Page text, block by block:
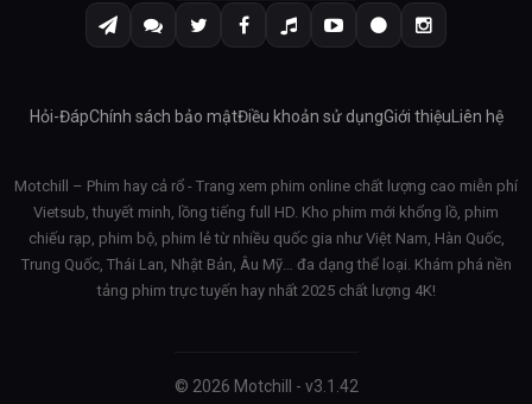
Hỏi-ĐápChính sách bảo mậtĐiều khoản sử dụngGiới thiệuLiên hệ
Motchill – Phim hay cả rổ - Trang xem phim online chất lượng cao miễn phí
Vietsub, thuyết minh, lồng tiếng full HD. Kho phim mới khổng lồ, phim
chiếu rạp, phim bộ, phim lẻ từ nhiều quốc gia như Việt Nam, Hàn Quốc,
Trung Quốc, Thái Lan, Nhật Bản, Âu Mỹ… đa dạng thể loại. Khám phá nền
tảng phim trực tuyến hay nhất 2025 chất lượng 4K!
© 2026 Motchill - v3.1.42